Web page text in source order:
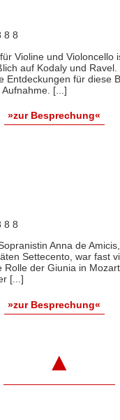
8 8
Violine und Violoncello
auf Kodaly und
Entdeckungen für diese
[...]
»zur Besprechung«
8 8
Anna de
Settecento, war fast
der Giunia in
[...]
»zur Besprechung«
▲